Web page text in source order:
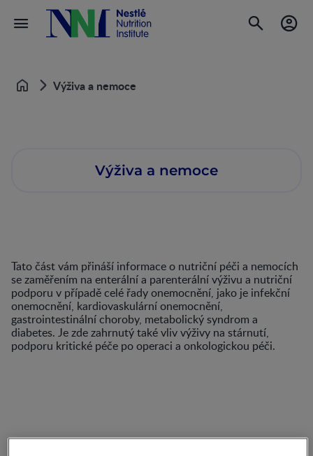
Home Výživa a nemoce
Výživa a nemoce
Tato část vám přináší informace o nutriční péči a nemocích
se zaměřením na enterální a parenterální výživu a nutriční
podporu v případě celé řady onemocnění, jako je infekční
onemocnění, kardiovaskulární onemocnění,
gastrointestinální choroby, metabolický syndrom a
diabetes. Je zde zahrnutý také vliv výživy na stárnutí,
podporu kritické péče po operaci a onkologickou péči.